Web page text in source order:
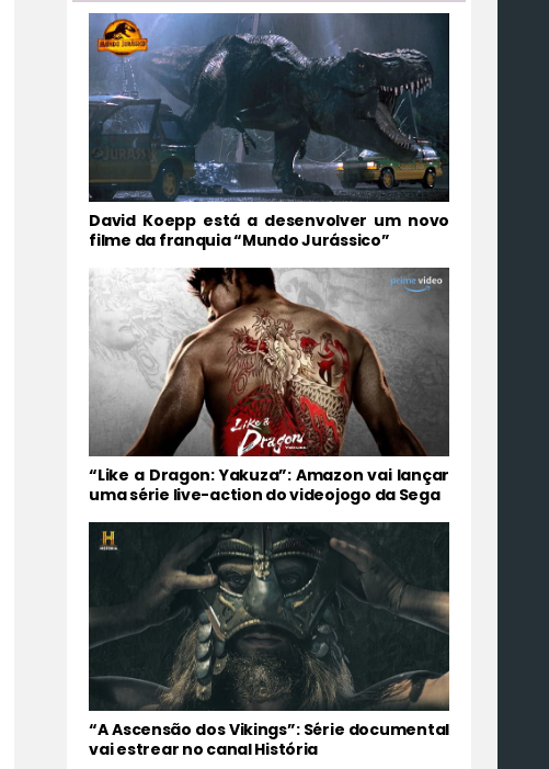
David Koepp está a desenvolver um novo
filme da franquia “Mundo Jurássico”
“Like a Dragon: Yakuza”: Amazon vai lançar
uma série live-action do videojogo da Sega
“A Ascensão dos Vikings”: Série documental
vai estrear no canal História